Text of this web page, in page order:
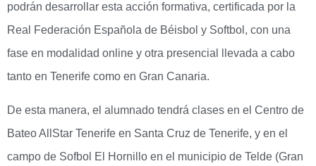
podrán desarrollar esta acción formativa, certificada por la
Real Federación Española de Béisbol y Softbol, con una
fase en modalidad online y otra presencial llevada a cabo
tanto en Tenerife como en Gran Canaria.
De esta manera, el alumnado tendrá clases en el Centro de
Bateo AllStar Tenerife en Santa Cruz de Tenerife, y en el
campo de Sofbol El Hornillo en el municipio de Telde (Gran